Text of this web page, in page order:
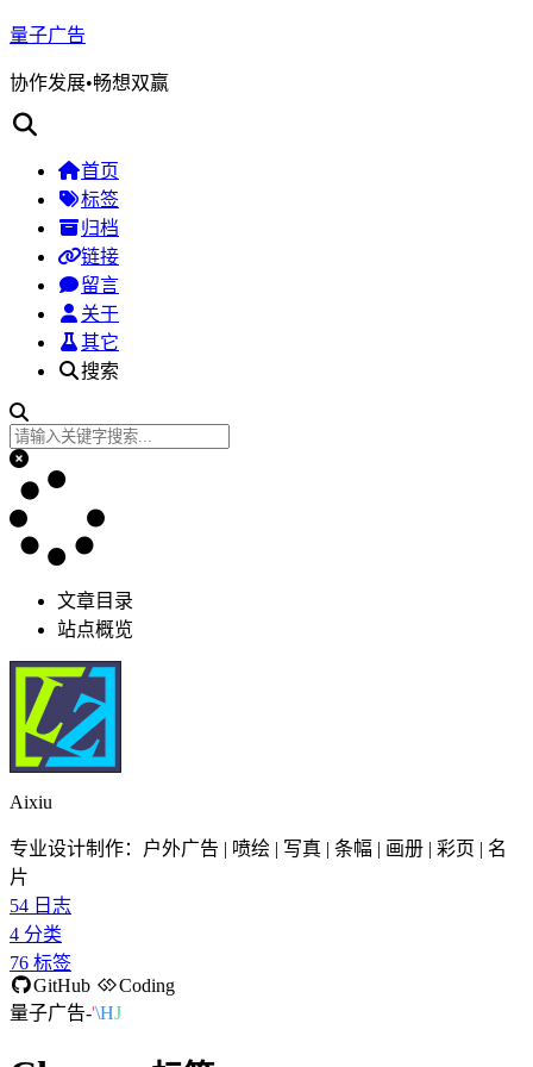
量子广告
协作发展•畅想双赢
首页
标签
归档
链接
留言
关于
其它
搜索
文章目录
站点概览
Aixiu
专业设计制作：户外广告 | 喷绘 | 写真 | 条幅 | 画册 | 彩页 | 名
片
54 日志
4 分类
76 标签
GitHub
Coding
量子广告-]iDP